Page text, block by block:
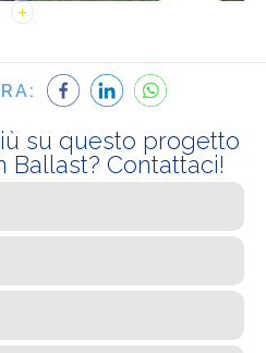
su questo progetto
Ballast? Contattaci!